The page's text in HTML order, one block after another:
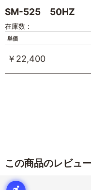
SM-525 50HZ
在庫数：
単価
￥22,400
この商品のレビュー